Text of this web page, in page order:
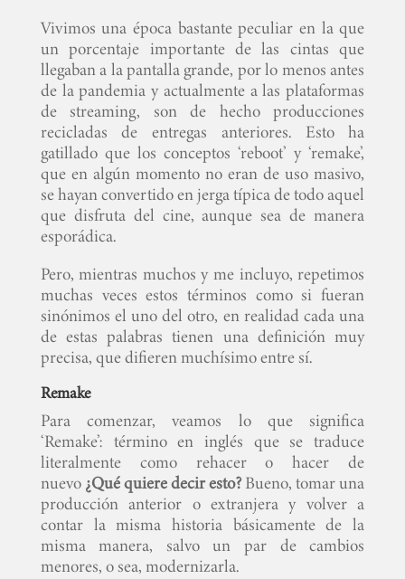
Vivimos una época bastante peculiar en la que
un porcentaje importante de las cintas que
llegaban a la pantalla grande, por lo menos antes
de la pandemia y actualmente a las plataformas
de streaming, son de hecho producciones
recicladas de entregas anteriores. Esto ha
gatillado que los conceptos ‘reboot’ y ‘remake’,
que en algún momento no eran de uso masivo,
se hayan convertido en jerga típica de todo aquel
que disfruta del cine, aunque sea de manera
esporádica.
Pero, mientras muchos y me incluyo, repetimos
muchas veces estos términos como si fueran
sinónimos el uno del otro, en realidad cada una
de estas palabras tienen una definición muy
precisa, que difieren muchísimo entre sí.
Remake
Para comenzar, veamos lo que significa
‘Remake’: término en inglés que se traduce
literalmente como rehacer o hacer de
nuevo¿Qué quiere decir esto?Bueno, tomar una
producción anterior o extranjera y volver a
contar la misma historia básicamente de la
misma manera, salvo un par de cambios
menores, o sea, modernizarla.